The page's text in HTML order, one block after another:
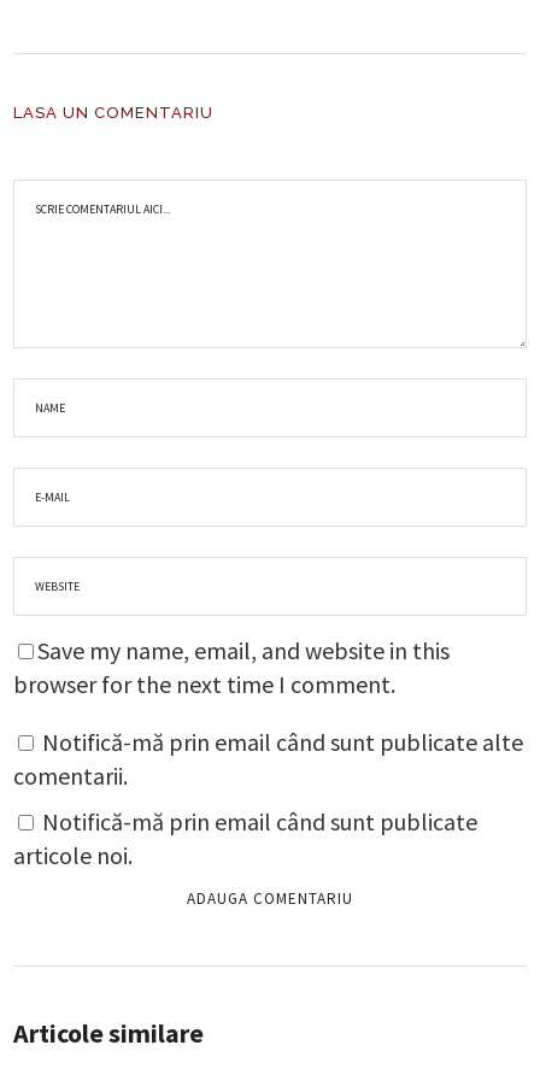
LASA UN COMENTARIU
Save my name, email, and website in this
browser for the next time I comment.
Notifică-mă prin email când sunt publicate alte
comentarii.
Notifică-mă prin email când sunt publicate
articole noi.
Articole similare